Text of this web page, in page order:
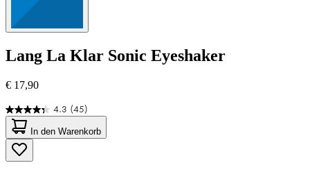
Lang La Klar Sonic Eyeshaker
€ 17,90
4.3 (45)
4.3
von
5
Sternen.
45
In den Warenkorb